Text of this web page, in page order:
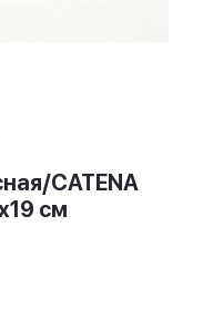
CATENA
см